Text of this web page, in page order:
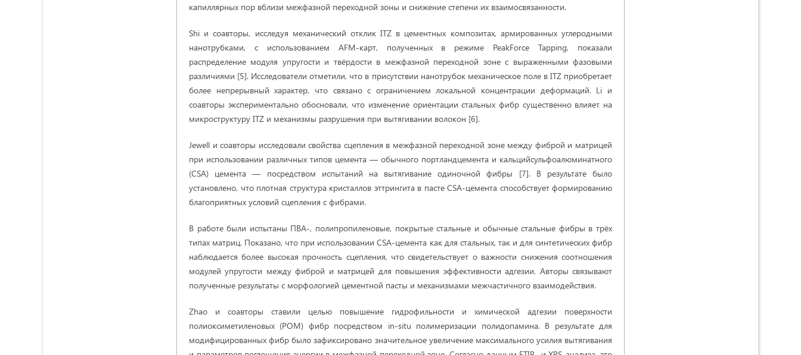
капиллярных пор вблизи межфазной переходной зоны и снижение степени их взаимосвязанности.
Shi и соавторы, исследуя механический отклик ITZ в цементных композитах, армированных углеродными
нанотрубками, с использованием AFM-карт, полученных в режиме PeakForce Tapping, показали
распределение модуля упругости и твёрдости в межфазной переходной зоне с выраженными фазовыми
различиями [5]. Исследователи отметили, что в присутствии нанотрубок механическое поле в ITZ приобретает
более непрерывный характер, что связано с ограничением локальной концентрации деформаций. Li и
соавторы экспериментально обосновали, что изменение ориентации стальных фибр существенно влияет на
микроструктуру ITZ и механизмы разрушения при вытягивании волокон [6].
Jewell и соавторы исследовали свойства сцепления в межфазной переходной зоне между фиброй и матрицей
при использовании различных типов цемента — обычного портландцемента и кальцийсульфоалюминатного
(CSA) цемента — посредством испытаний на вытягивание одиночной фибры [7]. В результате было
установлено, что плотная структура кристаллов эттрингита в пасте CSA-цемента способствует формированию
благоприятных условий сцепления с фибрами.
В работе были испытаны ПВА-, полипропиленовые, покрытые стальные и обычные стальные фибры в трёх
типах матриц. Показано, что при использовании CSA-цемента как для стальных, так и для синтетических фибр
наблюдается более высокая прочность сцепления, что свидетельствует о важности снижения соотношения
модулей упругости между фиброй и матрицей для повышения эффективности адгезии. Авторы связывают
полученные результаты с морфологией цементной пасты и механизмами межчастичного взаимодействия.
Zhao и соавторы ставили целью повышение гидрофильности и химической адгезии поверхности
полиоксиметиленовых (POM) фибр посредством in-situ полимеризации полидопамина. В результате для
модифицированных фибр было зафиксировано значительное увеличение максимального усилия вытягивания